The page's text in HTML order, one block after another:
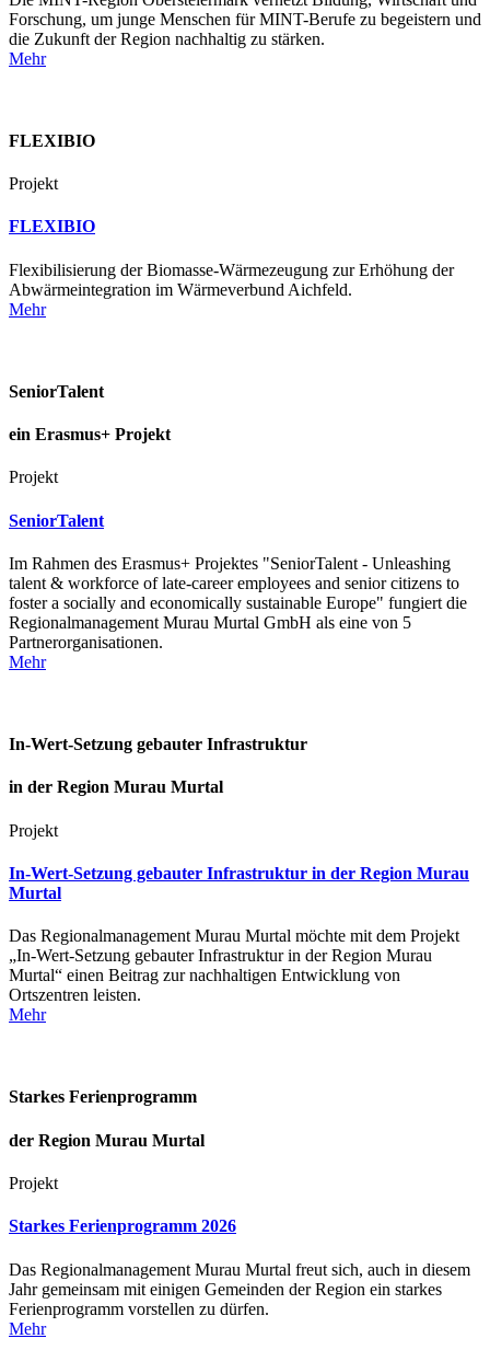
Forschung, um junge Menschen für MINT-Berufe zu begeistern und
die Zukunft der Region nachhaltig zu stärken.
Mehr
FLEXIBIO
Projekt
FLEXIBIO
Flexibilisierung der Biomasse-Wärmezeugung zur Erhöhung der
Abwärmeintegration im Wärmeverbund Aichfeld.
Mehr
SeniorTalent
ein Erasmus+ Projekt
Projekt
SeniorTalent
Im Rahmen des Erasmus+ Projektes "SeniorTalent - Unleashing
talent & workforce of late-career employees and senior citizens to
foster a socially and economically sustainable Europe" fungiert die
Regionalmanagement Murau Murtal GmbH als eine von 5
Partnerorganisationen.
Mehr
In-Wert-Setzung gebauter Infrastruktur
in der Region Murau Murtal
Projekt
In-Wert-Setzung gebauter Infrastruktur in der Region Murau
Murtal
Das Regionalmanagement Murau Murtal möchte mit dem Projekt
„In-Wert-Setzung gebauter Infrastruktur in der Region Murau
Murtal“ einen Beitrag zur nachhaltigen Entwicklung von
Ortszentren leisten.
Mehr
Starkes Ferienprogramm
der Region Murau Murtal
Projekt
Starkes Ferienprogramm 2026
Das Regionalmanagement Murau Murtal freut sich, auch in diesem
Jahr gemeinsam mit einigen Gemeinden der Region ein starkes
Ferienprogramm vorstellen zu dürfen.
Mehr